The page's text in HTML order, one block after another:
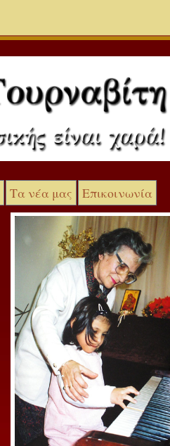
Τα νέα μας Επικοινωνία